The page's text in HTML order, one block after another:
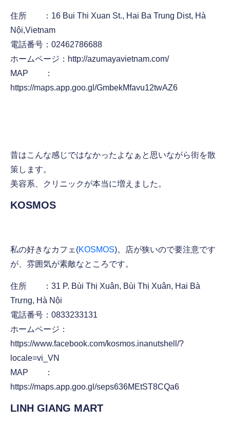
住所 ：16 Bui Thi Xuan St., Hai Ba Trung Dist, Hà
Nội,Vietnam
電話番号：02462786688
ホームページ：http://azumayavietnam.com/
MAP ：
https://maps.app.goo.gl/GmbekMfavu12twAZ6
昔はこんな感じではなかったよなぁと思いながら街を散
策します。
美容系、クリニックが本当に増えました。
KOSMOS
私の好きなカフェ(KOSMOS)。店が狭いので要注意です
が、雰囲気が素敵なところです。
住所 ：31 P. Bùi Thị Xuân, Bùi Thị Xuân, Hai Bà
Trưng, Hà Nội
電話番号：0833233131
ホームページ：
https://www.facebook.com/kosmos.inanutshell/?
locale=vi_VN
MAP ：
https://maps.app.goo.gl/seps636MEtST8CQa6
LINH GIANG MART